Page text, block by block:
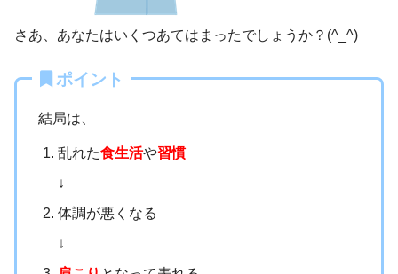
さあ、あなたはいくつあてはまったでしょうか？(^_^)
ポイント
結局は、
乱れた食生活や習慣
↓
体調が悪くなる
↓